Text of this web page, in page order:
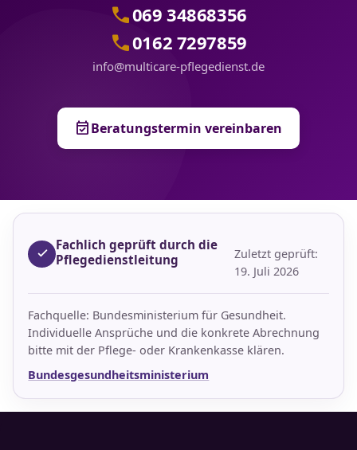
call069 34868356
call0162 7297859
info@multicare-pflegedienst.de
event_availableBeratungstermin vereinbaren
Fachlich geprüft durch die
Pflegedienstleitung
Zuletzt geprüft:
19. Juli 2026
Fachquelle: Bundesministerium für Gesundheit.
Individuelle Ansprüche und die konkrete Abrechnung
bitte mit der Pflege- oder Krankenkasse klären.
Bundesgesundheitsministerium